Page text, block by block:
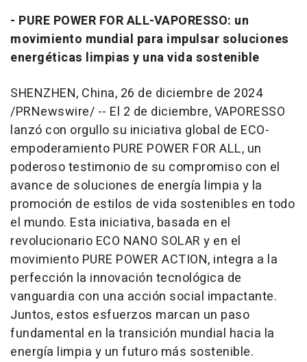
- PURE POWER FOR ALL-VAPORESSO: un
movimiento mundial para impulsar soluciones
energéticas limpias y una vida sostenible
SHENZHEN, China, 26 de diciembre de 2024
/PRNewswire/ -- El 2 de diciembre, VAPORESSO
lanzó con orgullo su iniciativa global de ECO-
empoderamiento PURE POWER FOR ALL, un
poderoso testimonio de su compromiso con el
avance de soluciones de energía limpia y la
promoción de estilos de vida sostenibles en todo
el mundo. Esta iniciativa, basada en el
revolucionario ECO NANO SOLAR y en el
movimiento PURE POWER ACTION, integra a la
perfección la innovación tecnológica de
vanguardia con una acción social impactante.
Juntos, estos esfuerzos marcan un paso
fundamental en la transición mundial hacia la
energía limpia y un futuro más sostenible.